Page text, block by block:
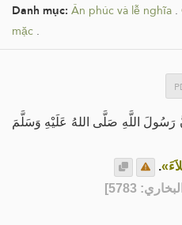
Danh mục: Ân phúc và lễ nghĩa .
mặc .
اللَّهِ صَلَّى اللهُ عَلَيْهِ وَسَلَّمَ
.
5783]